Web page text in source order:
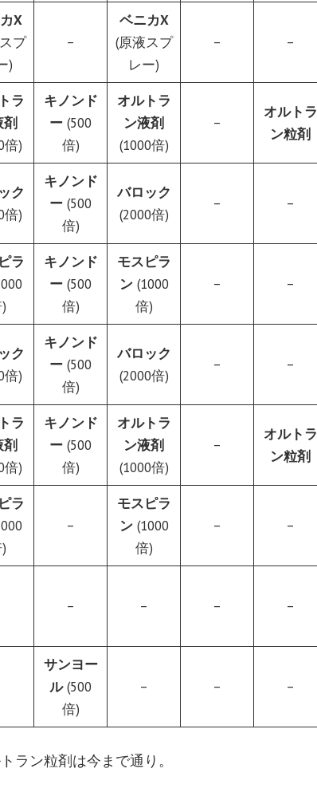
X
プ
)
–
ベニカX
(原液スプ
レー)
– –
ラ
倍)
キノンド
ー (500
倍)
オルトラ
ン液剤
(1000倍)
–
オルトラ
ン粒剤
ク
倍)
キノンド
ー (500
倍)
バロック
(2000倍)
– –
ラ
キノンド
ー (500
倍)
モスピラ
ン(1000
倍)
– –
ク
倍)
キノンド
ー (500
倍)
バロック
(2000倍)
– –
ラ
倍)
キノンド
ー (500
倍)
オルトラ
ン液剤
(1000倍)
–
オルトラ
ン粒剤
ラ
–
モスピラ
ン(1000
倍)
– –
– – – –
サンヨー
ル(500
倍)
– – –
ラン粒剤は今まで通り。